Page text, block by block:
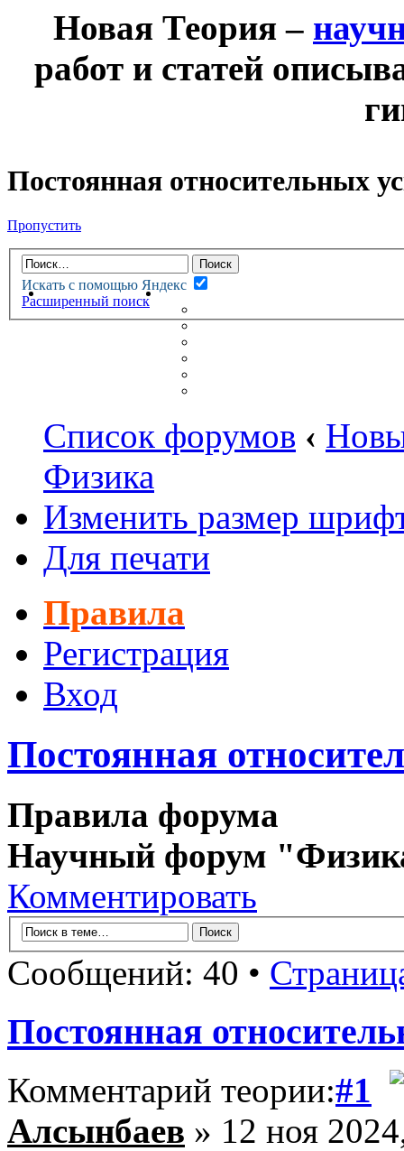
Новая Теория –
работ и статей
Постоянная относительных
Пропустить
Искать с помощью Яндекс
Расширенный поиск
НОВАЯ ТЕОРИЯФОРУМ
НЕПРОЧИТАННЫЕ
Список форумов ‹
Физика
Изменить размер
Для печати
Правила
Регистрация
Вход
Постоянная
Правила форума
Научный форум
Комментировать
Сообщений: 40 •
Постоянная
Комментарий теории:#1
Алсынбаев » 12 ноя